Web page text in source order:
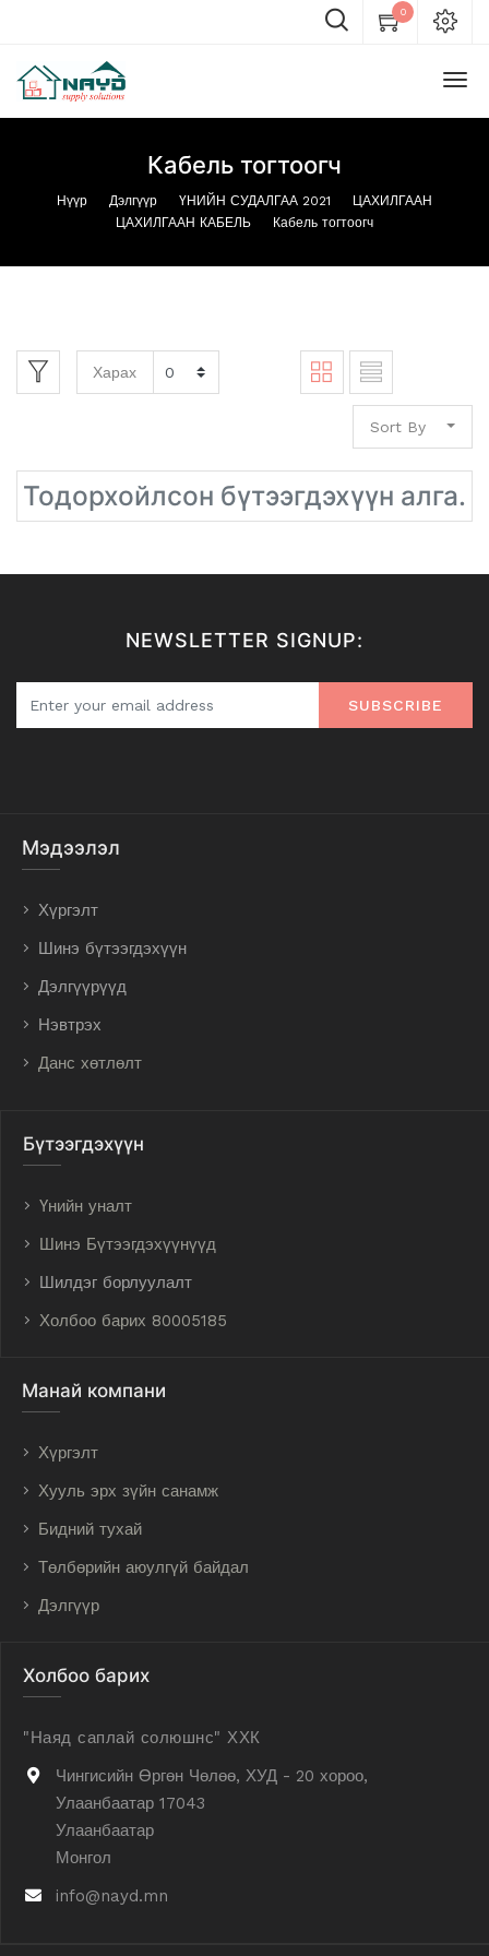
0
Кабель тогтоогч
Нүүр Дэлгүүр ҮНИЙН СУДАЛГАА 2021
ЦАХИЛГААН
ЦАХИЛГААН КАБЕЛЬ
Кабель тогтоогч
Харах
Sort By
Тодорхойлсон бүтээгдэхүүн алга.
NEWSLETTER SIGNUP:
SUBSCRIBE
Мэдээлэл
Хүргэлт
Шинэ бүтээгдэхүүн
Дэлгүүрүүд
Нэвтрэх
Данс хөтлөлт
Бүтээгдэхүүн
Үнийн уналт
Шинэ Бүтээгдэхүүнүүд
Шилдэг борлуулалт
Холбоо барих 80005185
Манай компани
Хүргэлт
Хууль эрх зүйн санамж
Бидний тухай
Төлбөрийн аюулгүй байдал
Дэлгүүр
Холбоо барих
"Наяд саплай солюшнс" ХХК
Чингисийн Өргөн Чөлөө, ХУД - 20 хороо,
Улаанбаатар 17043
Улаанбаатар
Монгол
info@nayd.mn